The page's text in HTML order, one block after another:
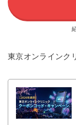
東京オンラインク